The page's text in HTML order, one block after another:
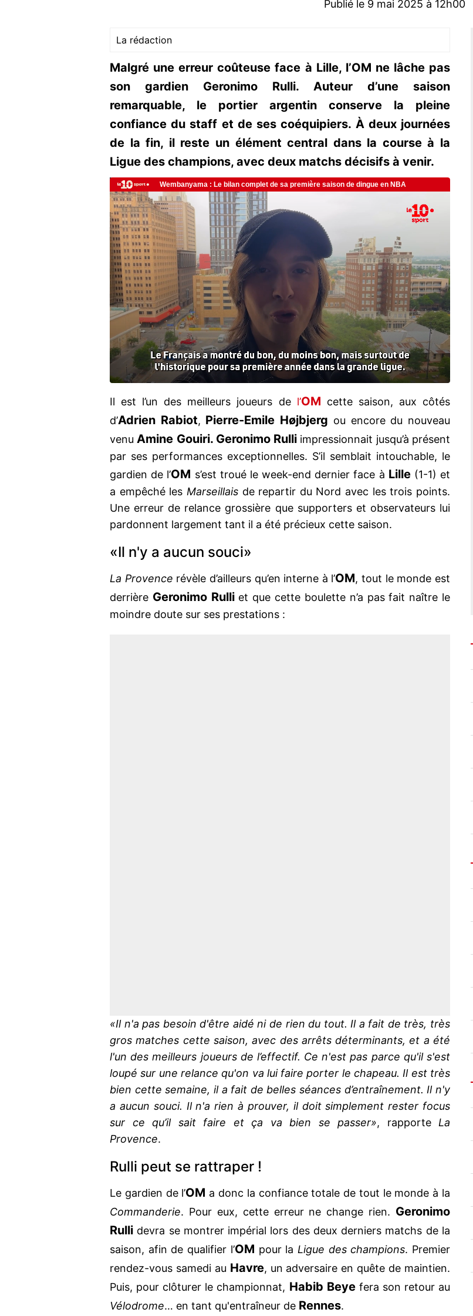
Publié le 9 mai 2025 à 12h00
La rédaction
Malgré une erreur coûteuse face à Lille, l’OM ne lâche pas
son gardien Geronimo Rulli. Auteur d’une saison
remarquable, le portier argentin conserve la pleine
confiance du staff et de ses coéquipiers. À deux journées
de la fin, il reste un élément central dans la course à la
Ligue des champions, avec deux matchs décisifs à venir.
Il est l’un des meilleurs joueurs de l’OM cette saison, aux côtés
d’Adrien Rabiot, Pierre-Emile Højbjerg ou encore du nouveau
venuAmine Gouiri. Geronimo Rulli impressionnait jusqu’à présent
par ses performances exceptionnelles. S’il semblait intouchable, le
gardien de l’OM s’est troué le week-end dernier face à Lille(1-1) et
a empêché les Marseillaisde repartir du Nord avec les trois points.
Une erreur de relance grossière que supporters et observateurs lui
pardonnent largement tant il a été précieux cette saison.
«Il n'y a aucun souci»
La Provence révèle d’ailleurs qu’en interne à l’OM, tout le monde est
derrière Geronimo Rulli et que cette boulette n’a pas fait naître le
moindre doute sur ses prestations :
«Il n'a pas besoin d'être aidé ni de rien du tout. Il a fait de très, très
gros matches cette saison, avec des arrêts déterminants, et a été
l'un des meilleurs joueurs de l’effectif. Ce n'est pas parce qu'il s'est
loupé sur une relance qu'on va lui faire porter le chapeau. Il est très
bien cette semaine, il a fait de belles séances d’entraînement. Il n'y
a aucun souci. Il n'a rien à prouver, il doit simplement rester focus
sur ce qu’il sait faire et ça va bien se passer», rapporte La
Provence.
Rulli peut se rattraper !
Le gardien de l’OM a donc la confiance totale de tout le monde à la
Commanderie. Pour eux, cette erreur ne change rien. Geronimo
Rulli devra se montrer impérial lors des deux derniers matchs de la
saison, afin de qualifier l’OM pour la Ligue des champions. Premier
rendez-vous samedi au Havre, un adversaire en quête de maintien.
Puis, pour clôturer le championnat, Habib Beyefera son retour au
Vélodrome… en tant qu'entraîneur de Rennes.